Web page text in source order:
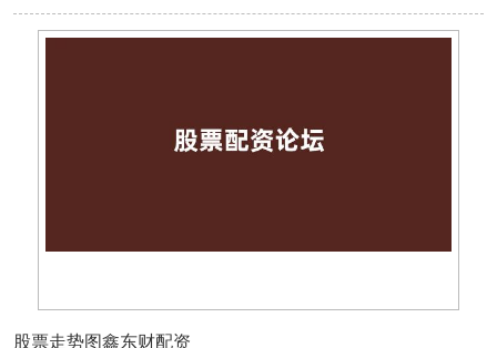
股票走势图鑫东财配资